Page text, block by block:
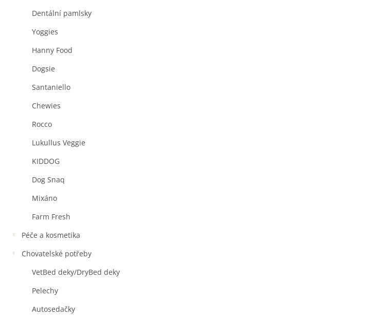
Dentální pamlsky
Yoggies
Hanny Food
Dogsie
Santaniello
Chewies
Rocco
Lukullus Veggie
KIDDOG
Dog Snaq
Mixáno
Farm Fresh
Péče a kosmetika
Chovatelské potřeby
VetBed deky/DryBed deky
Pelechy
Autosedačky